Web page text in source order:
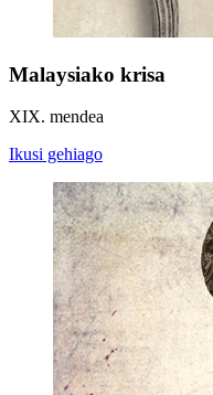
Malaysiako krisa
XIX. mendea
Ikusi gehiago